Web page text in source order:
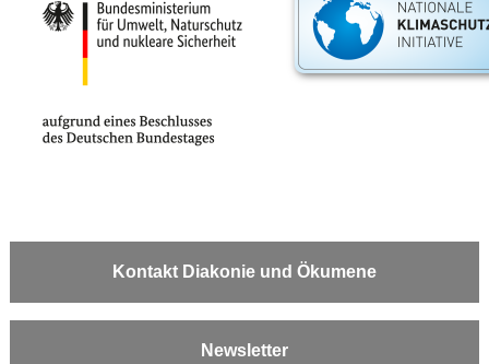
Kontakt Diakonie und Ökumene
Newsletter